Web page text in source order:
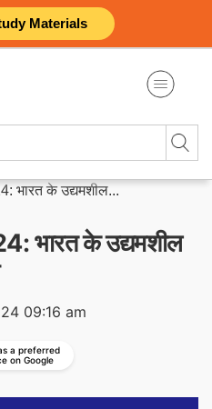
Materials
भारत के उद्यमशील...
भारत के उद्यमशील
09:16 am
a preferred
on Google